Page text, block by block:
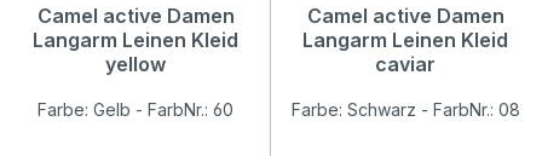
Camel active Damen
Langarm Leinen Kleid
yellow
Farbe: Gelb - FarbNr.: 60
Camel active Damen
Langarm Leinen Kleid
caviar
Farbe: Schwarz - FarbNr.: 08